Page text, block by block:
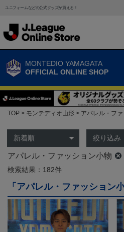
ユニフォームなどの公式グッズが買える！
MONTEDIO YAMAGATA
OFFICIAL ONLINE SHOP
TOP モンテディオ山形 アパレル・フ
絞り込み
アパレル・ファッション小物
検索結果：182件
「アパレル・ファッション